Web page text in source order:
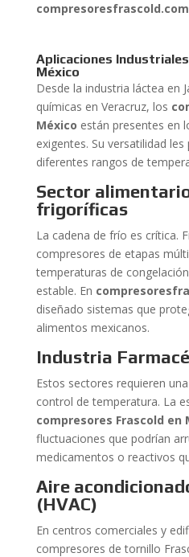
compresoresfrascold.com
Aplicaciones
México
Desde la industria láctea en
químicas en Veracruz, los
México están presentes en
exigentes. Su versatilidad
diferentes rangos de
Sector
frigoríficas
La cadena de frío es crítica.
compresores de etapas
temperaturas de
estable. En
diseñado sistemas que
alimentos mexicanos.
Industria
Estos sectores requieren
control de temperatura. La
compresores Frascold en
fluctuaciones que podrían
medicamentos o reactivos
Aire
(HVAC)
En centros comerciales y
compresores de tornillo